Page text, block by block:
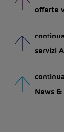
offerte
servizi
News &